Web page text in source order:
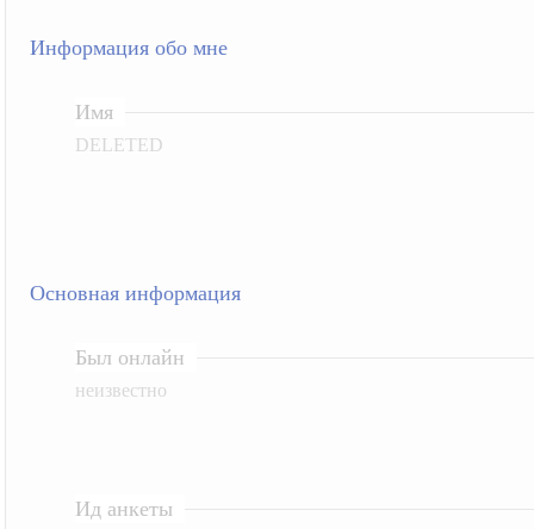
Информация обо мне
Имя
DELETED
Основная информация
Был онлайн
неизвестно
Ид анкеты